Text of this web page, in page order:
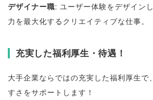
デザイナー職: ユーザー体験をデザインし
力を最大化するクリエイティブな仕事。
充実した福利厚生・待遇！
大手企業ならではの充実した福利厚生で、
すさをサポートします！